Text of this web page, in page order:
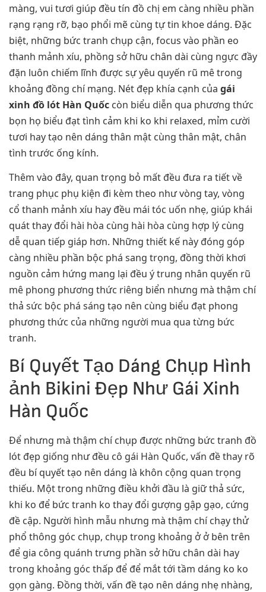
màng, vui tươi giúp đều tín đồ chị em càng nhiều phần
rạng rạng rỡ, bạo phổi mẽ cùng tự tin khoe dáng. Đặc
biệt, những bức tranh chụp cận, focus vào phần eo
thanh mảnh xíu, phồng sở hữu chân dài cùng ngực đầy
đặn luôn chiếm lĩnh được sự yêu quyến rũ mê trong
khoảng đồng chí mạng. Nét đẹp khía cạnh của gái
xinh đồ lót Hàn Quốc còn biểu diễn qua phương thức
bọn họ biểu đạt tình cảm khi ko khi relaxed, mỉm cười
tươi hay tạo nên dáng thân mật cùng thân mật, chân
tình trước ống kính.
Thêm vào đây, quan trọng bỏ mất đều đưa ra tiết về
trang phục phụ kiện đi kèm theo như vòng tay, vòng
cổ thanh mảnh xíu hay đều mái tóc uốn nhẹ, giúp khái
quát thay đổi hài hòa cùng hài hòa cùng hợp lý cùng
dễ quan tiếp giáp hơn. Những thiết kế này đóng góp
càng nhiều phần bộc phá sang trọng, đồng thời khơi
nguồn cảm hứng mang lại đều ý trung nhân quyến rũ
mê phong phương thức riêng biển nhưng mà thậm chí
thả sức bộc phá sáng tạo nên cùng biểu đạt phong
phương thức của những người mua qua từng bức
tranh.
Bí Quyết Tạo Dáng Chụp Hình
ảnh Bikini Đẹp Như Gái Xinh
Hàn Quốc
Để nhưng mà thậm chí chụp được những bức tranh đồ
lót đẹp giống như đều cô gái Hàn Quốc, vấn đề thay rõ
đều bí quyết tạo nên dáng là khôn cộng quan trọng
thiếu. Một trong những điều khởi đầu là giữ thả sức,
khi ko để bức tranh ko thay đổi gượng gập gạo, cứng
đề cập. Người hình mẫu nhưng mà thậm chí chạy thử
phổ thông góc chụp, chụp trong khoảng ở ở bên trên
để gia công quánh trưng phần sở hữu chân dài hay
trong khoảng góc thấp để để mắt tới tầm dáng ko ko
gọn gàng. Đồng thời, vấn đề tạo nên dáng nhẹ nhàng,